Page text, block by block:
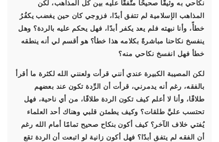
نكاحي به وثيقًا صحيحًا متَّفقًا عليه بين كل المذاهب، لكن
المذاهب الإسلامية لم تتفق أبدًا، فزوجي كان حين يغضب يكفُرُ
خطأً، وأنا نبهته فلم يعد يكفر أبدًا، فهل يحكم عليه بالردة؟ وهل
ينفسخ نكاحنا مباشرةً بكلامه هذا خطأ؟ هو أقسم لي أنه ينطقه
خطأ فهل انفسخ نكاحي منه؟
لكن المصيبة الكبيرة عندي أنني قرأت ولعنني الله لكثرة ما أقرأ
بالفقه، رغم أنه يدمرني، قرأت أن الرِّدة تكون عند بعضهم
طلاقًا، وأنا لا أعلم كيف تكون الردة طلاقًا، من أي ناحية، فهل
تحتسب عليَّ طلقات؟ وكيف يطمئن قلبي وهناك أحد العلماء
يُفتي خلاف الآخر؟ كيف أكون بنكاح صحيح تمامًا أمام الله رغم
أن الفقه لم يتفق أبدًا؟ فهل أكون زانية لو اتبعت أن الردة تقع